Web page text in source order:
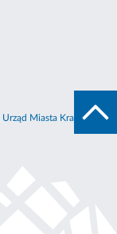
Urząd Miasta Krakowa